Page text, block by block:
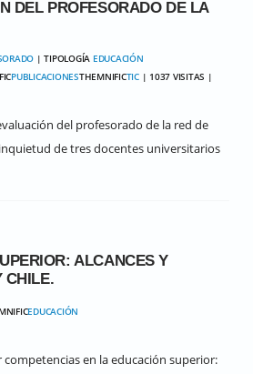
DEL PROFESORADO DE LA
| TIPOLOGÍA EDUCACIÓN
PUBLICACIONESTHEMNIFICTIC| 1037 VISITAS |
del profesorado de la red de
de tres docentes universitarios
ALCANCES Y
CHILE.
EDUCACIÓN
competencias en la educación superior: